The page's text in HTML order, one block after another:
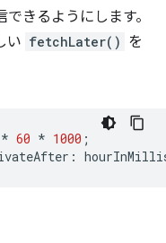
きるようにします。
い fetchLater() を
* 60 * 1000 ;
: